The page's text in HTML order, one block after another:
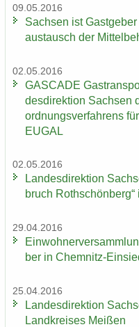
09.05.2016
Sach­sen ist
aus­tausch der
02.05.2016
GAS­CA­DE
des­di­rek­ti­on Sach­sen
ord­nungs­ver­fah­rens
EUGAL
02.05.2016
Lan­des­di­rek­ti­on
bruch
29.04.2016
ber in Chemnitz-​
25.04.2016
Lan­des­di­rek­ti­on
Land­krei­ses Mei­ßen